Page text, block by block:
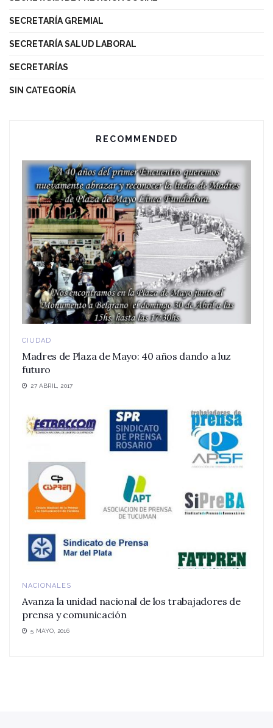
SECRETARÍA GREMIAL
SECRETARÍA SALUD LABORAL
SECRETARÍAS
SIN CATEGORÍA
RECOMMENDED
CIUDAD
Madres de Plaza de Mayo: 40 años dando a luz
futuro
27 ABRIL, 2017
NACIONALES
Avanza la unidad nacional de los trabajadores de
prensa y comunicación
5 MAYO, 2016